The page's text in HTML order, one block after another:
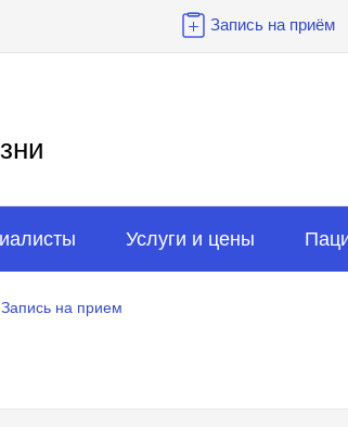
Запись на приём
Услуги и цены
Запись на прием